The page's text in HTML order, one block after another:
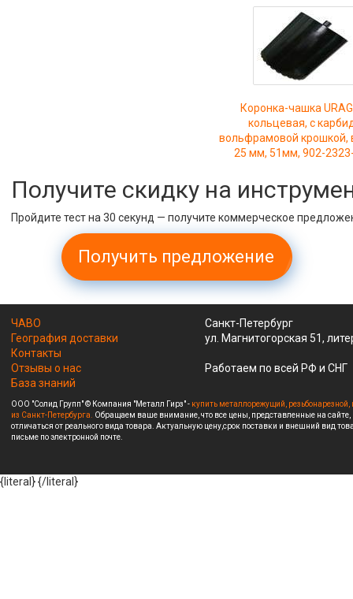
Коронка-чашка
кольцевая, с
вольфрамовой крошкой,
25 мм, 51мм, 902-
Получите скидку на
Пройдите тест на 30 секунд — получите коммерческое
Получить предложение
ЧАВО
География доставки
Контакты
Отзывы о нас
База знаний
Санкт-Петербург
ул. Магнитогорская 51,
Работаем по всей РФ и СНГ
ООО "Солид Групп" © Компания "Металл Гирз" - купить металлорежущий,
из Санкт-Петербурга. Обращаем ваше внимание, что все цены, представленные на
отличаться от реального вида товара. Актуальную цену,срок поставки и внешний вид
письме по электронной почте.
{literal}{/literal}